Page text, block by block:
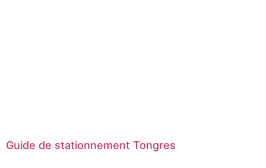
Guide de stationnement Tongres